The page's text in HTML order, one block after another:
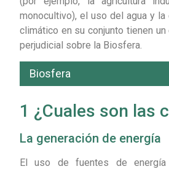
monocultivo), el uso del agua y la
climático en su conjunto tienen
perjudicial sobre la Biosfera.
Biosfera
1 ¿Cuales son las
La generación de energía
El uso de fuentes de